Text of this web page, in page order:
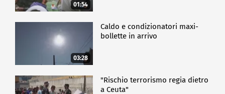
01:54
03:28
Caldo e condizionatori maxi-
bollette in arrivo
"Rischio terrorismo regia dietro
a Ceuta"